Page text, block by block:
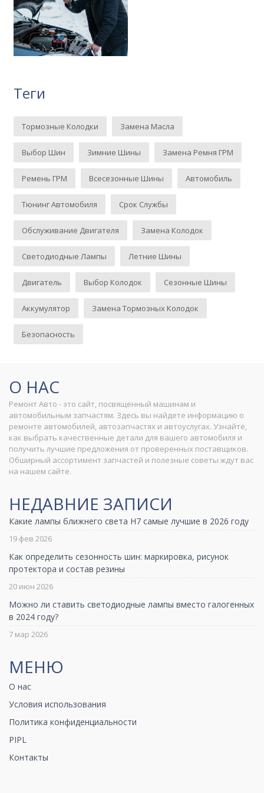
Теги
Тормозные Колодки Замена Масла
Выбор Шин Зимние Шины Замена Ремня ГРМ
Ремень ГРМ Всесезонные Шины Автомобиль
Тюнинг Автомобиля Срок Службы
Обслуживание Двигателя Замена Колодок
Светодиодные Лампы Летние Шины
Двигатель Выбор Колодок Сезонные Шины
Аккумулятор Замена Тормозных Колодок
Безопасность
О НАС
Ремонт Авто - это сайт, посвященный машинам и
автомобильным запчастям. Здесь вы найдете информацию о
ремонте автомобилей, автозапчастях и автоуслугах. Узнайте,
как выбрать качественные детали для вашего автомобиля и
получить лучшие предложения от проверенных поставщиков.
Обширный ассортимент запчастей и полезные советы ждут вас
на нашем сайте.
НЕДАВНИЕ ЗАПИСИ
Какие лампы ближнего света H7 самые лучшие в 2026 году
19 фев 2026
Как определить сезонность шин: маркировка, рисунок
протектора и состав резины
20 июн 2026
Можно ли ставить светодиодные лампы вместо галогенных
в 2024 году?
7 мар 2026
МЕНЮ
О нас
Условия использования
Политика конфиденциальности
PIPL
Контакты